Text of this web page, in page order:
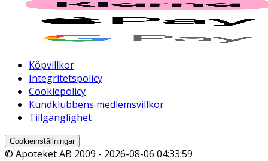
Köpvillkor
Integritetspolicy
Cookiepolicy
Kundklubbens medlemsvillkor
Tillgänglighet
Cookieinställningar
© Apoteket AB 2009 - 2026-08-06 04:33:59